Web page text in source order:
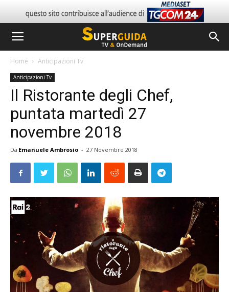
Home Anticipazioni Tv
Anticipazioni Tv
Il Ristorante degli Chef,
puntata martedì 27
novembre 2018
Da Emanuele Ambrosio - 27 Novembre 2018